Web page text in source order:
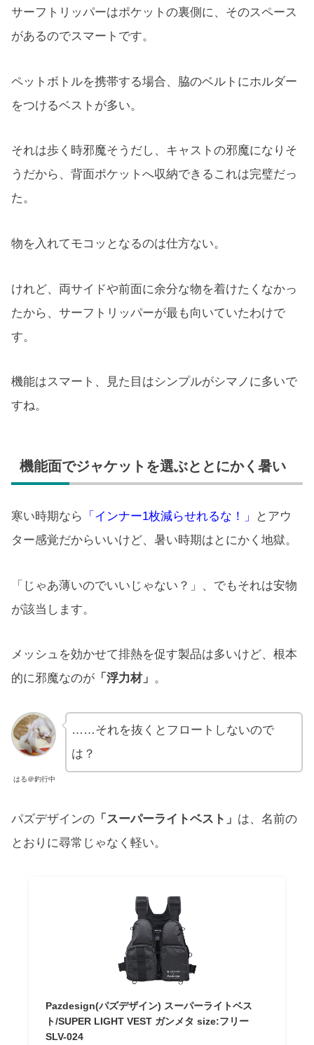
サーフトリッパーはポケットの裏側に、そのスペース
があるのでスマートです。
ペットボトルを携帯する場合、脇のベルトにホルダー
をつけるベストが多い。
それは歩く時邪魔そうだし、キャストの邪魔になりそ
うだから、背面ポケットへ収納できるこれは完璧だっ
た。
物を入れてモコッとなるのは仕方ない。
けれど、両サイドや前面に余分な物を着けたくなかっ
たから、サーフトリッパーが最も向いていたわけで
す。
機能はスマート、見た目はシンプルがシマノに多いで
すね。
機能面でジャケットを選ぶととにかく暑い
寒い時期なら 「インナー1枚減らせれるな！」
とアウ
ター感覚だからいいけど、暑い時期はとにかく地獄。
「じゃあ薄いのでいいじゃない？」、でもそれは安物
が該当します。
メッシュを効かせて排熱を促す製品は多いけど、根本
的に邪魔なのが 「浮力材」 。
はる＠釣行中
……それを抜くとフロートしないので
は？
パズデザインの 「スーパーライトベスト」 は、名前の
とおりに尋常じゃなく軽い。
Pazdesign(パズデザイン) スーパーライトベス
ト/SUPER LIGHT VEST ガンメタ size:フリー
SLV-024